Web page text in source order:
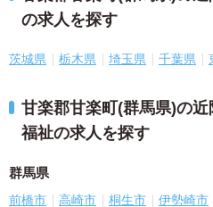
の求人を探す
茨城県 栃木県 埼玉県 千葉県
甘楽郡甘楽町(群馬県)の近
福祉の求人を探す
群馬県
前橋市 高崎市 桐生市 伊勢崎市